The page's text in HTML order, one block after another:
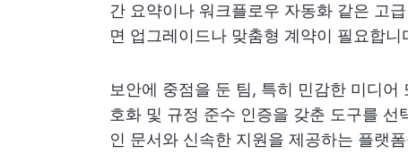
간 요약이나 워크플로우 자동화 같은 고
면 업그레이드나 맞춤형 계약이 필요합니
보안에 중점을 둔 팀, 특히 민감한 미디
호화 및 규정 준수 인증을 갖춘 도구를
인 문서와 신속한 지원을 제공하는 플랫